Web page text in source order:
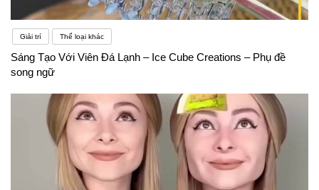
Giải trí Thể loại khác
Sáng Tạo Với Viên Đá Lạnh – Ice Cube Creations – Phụ đề
song ngữ